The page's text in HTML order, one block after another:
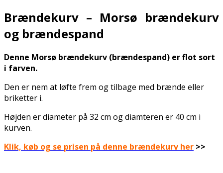
Brændekurv – Morsø brændekurv
og brændespand
Denne Morsø brændekurv (brændespand) er flot sort
i farven.
Den er nem at løfte frem og tilbage med brænde eller
briketter i.
Højden er diameter på 32 cm og diamteren er 40 cm i
kurven.
Klik, køb og se prisen på denne brændekurv her >>